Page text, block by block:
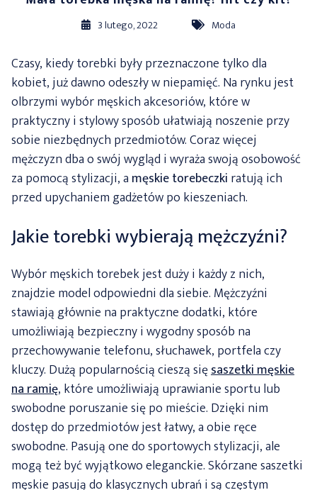
3 lutego, 2022 Moda
Czasy, kiedy torebki były przeznaczone tylko dla
kobiet, już dawno odeszły w niepamięć. Na rynku jest
olbrzymi wybór męskich akcesoriów, które w
praktyczny i stylowy sposób ułatwiają noszenie przy
sobie niezbędnych przedmiotów. Coraz więcej
mężczyzn dba o swój wygląd i wyraża swoją osobowość
za pomocą stylizacji, a męskie torebeczki ratują ich
przed upychaniem gadżetów po kieszeniach.
Jakie torebki wybierają mężczyźni?
Wybór męskich torebek jest duży i każdy z nich,
znajdzie model odpowiedni dla siebie. Mężczyźni
stawiają głównie na praktyczne dodatki, które
umożliwiają bezpieczny i wygodny sposób na
przechowywanie telefonu, słuchawek, portfela czy
kluczy. Dużą popularnością cieszą sięsaszetki męskie
na ramię, które umożliwiają uprawianie sportu lub
swobodne poruszanie się po mieście. Dzięki nim
dostęp do przedmiotów jest łatwy, a obie ręce
swobodne. Pasują one do sportowych stylizacji, ale
mogą też być wyjątkowo eleganckie. Skórzane saszetki
męskie pasują do klasycznych ubrań i są częstym